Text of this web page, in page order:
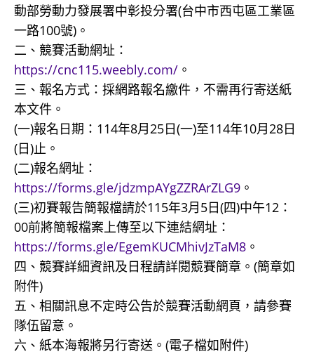
動部勞動力發展署中彰投分署(台中市西屯區工業區
一路100號)。
二、競賽活動網址：
https://cnc115.weebly.com/ 。
三、報名方式：採網路報名繳件，不需再行寄送紙
本文件。
(一)報名日期：114年8月25日(一)至114年10月28日
(日)止。
(二)報名網址：
https://forms.gle/jdzmpAYgZZRArZLG9 。
(三)初賽報告簡報檔請於115年3月5日(四)中午12：
00前將簡報檔案上傳至以下連結網址：
https://forms.gle/EgemKUCMhivJzTaM8 。
四、競賽詳細資訊及日程請詳閱競賽簡章。(簡章如
附件)
五、相關訊息不定時公告於競賽活動網頁，請參賽
隊伍留意。
六、紙本海報將另行寄送。(電子檔如附件)